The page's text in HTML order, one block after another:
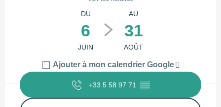
DU
6
JUIN
AU
31
AOÛT
Ajouter à mon calendrier Google
+33 5 58 97 71 ▒▒